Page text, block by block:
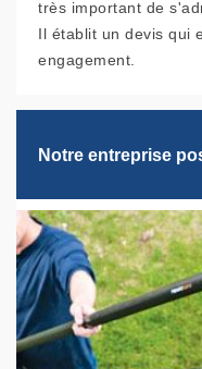
très important de
Il établit un devis qui
engagement.
Notre entreprise